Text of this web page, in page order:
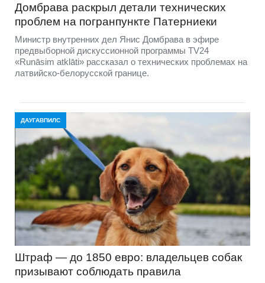
Домбравa раскрыл детали технических
проблем на погранпункте Патерниеки
Министр внутренних дел Янис Домбрава в эфире
предвыборной дискуссионной программы TV24
«Runāsim atklāti» рассказал о технических проблемах на
латвийско-белорусской границе.
ДАУГАВПИЛС
Штраф — до 1850 евро: владельцев собак
призывают соблюдать правила